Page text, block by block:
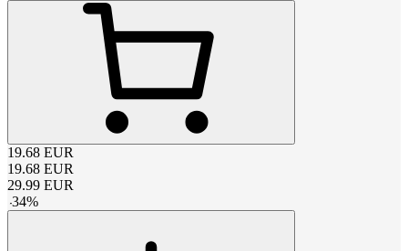
19.68 EUR
19.68 EUR
29.99 EUR
-34%